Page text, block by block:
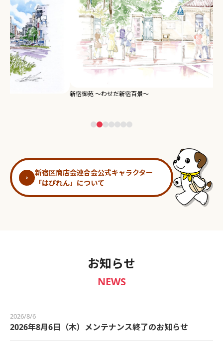
新宿御苑 ～わせだ新宿百景～
新宿区商店会連合会公式キャラクター
「はぴれん」について
お知らせ
NEWS
2026/8/6
2026年8月6日（木）メンテナンス終了のお知らせ